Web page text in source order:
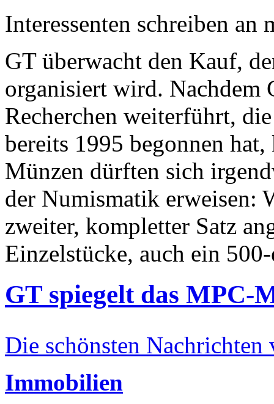
Interessenten schreiben
GT überwacht den Kauf,
organisiert wird. Nachdem
Recherchen weiterführt,
bereits 1995 begonnen
Münzen dürften sich
der Numismatik erweisen:
zweiter, kompletter Satz
Einzelstücke, auch ein
GT spiegelt das MPC-
Die schönsten Nachrichten
Immobilien